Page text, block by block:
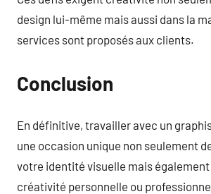
design lui-même mais aussi dans la
services sont proposés aux clients.
Conclusion
En définitive, travailler avec un
une occasion unique non seulement
votre identité visuelle mais également
créativité personnelle ou